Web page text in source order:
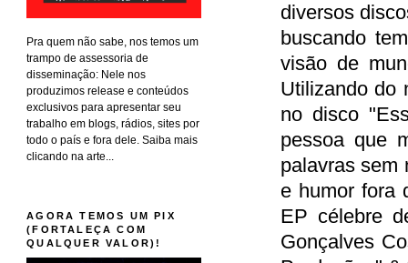
diversos
buscando
visão de
Utilizando do
no disco
pessoa que
palavras sem
e humor fora
EP célebre
Gonçalves
Pra quem não sabe, nos temos um
trampo de assessoria de
disseminação: Nele nos
produzimos release e conteúdos
exclusivos para apresentar seu
trabalho em blogs, rádios, sites por
todo o país e fora dele. Saiba mais
clicando na arte...
AGORA TEMOS UM PIX
(FORTALEÇA COM
QUALQUER VALOR)!